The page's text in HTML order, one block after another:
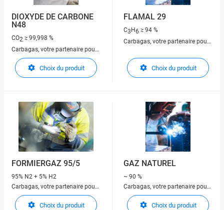
DIOXYDE DE CARBONE
N48
CO2 ≥ 99,998 %
Carbagas, votre partenaire pour
les gaz techniques
Choix du produit
FLAMAL 29
C3 H6 ≥ 94 %
Carbagas, votre partenaire pour
Choix du produit
FORMIERGAZ 95/5
95% N2 + 5% H2
Carbagas, votre partenaire pour
les gaz techniques
Choix du produit
GAZ NATUREL
~ 90 %
Carbagas, votre partenaire pour
les gaz techniques
Choix du produit